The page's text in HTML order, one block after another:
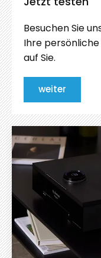
Besuchen Sie
Ihre
auf Sie.
weiter